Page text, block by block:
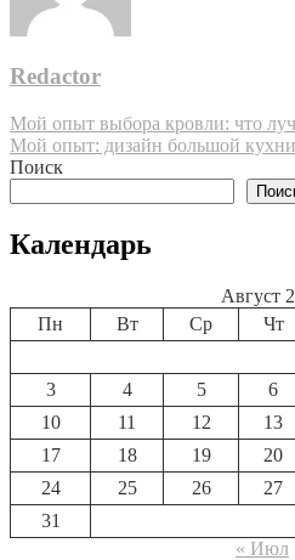
Redactor
Навигация
по
Мой опыт выбора кровли: что
Мой опыт: дизайн большой
Поиск
Календарь
Август
Пн
Вт Ср Чт
3
4 5 6
10
11 12 13
17
18 19 20
24
25 26 27
31
« Июл